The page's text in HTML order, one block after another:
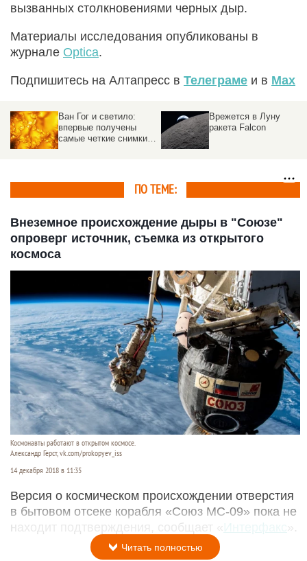
вызванных столкновениями черных дыр.
Материалы исследования опубликованы в
журнале Optica.
Подпишитесь на Алтапресс в Телеграме и в Max
Ван Гог и светило:
впервые получены
самые четкие снимки
Врежется в Луну
ракета Falcon
ПО ТЕМЕ:
Внеземное происхождение дыры в "Союзе"
опроверг источник, съемка из открытого
космоса
Космонавты работают в открытом космосе.
Александр Герст, vk.com/prokopyev_iss
14 декабря 2018 в 11:35
Версия о космическом происхождении отверстия
в бытовом отсеке корабля «Союз МС-09» пока не
находит подтверждения, сообщает « Интерфакс ».
Читать полностью